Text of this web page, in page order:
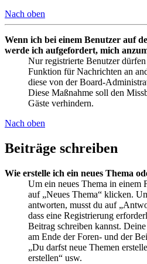
Nach oben
Wenn ich bei einem Benutzer auf
werde ich aufgefordert, mich
Nur registrierte Benutzer
Funktion für Nachrichten an
diese von der Board-
Diese Maßnahme soll den
Gäste verhindern.
Nach oben
Beiträge schreiben
Wie erstelle ich ein neues Thema
Um ein neues Thema in einem
auf „Neues Thema“ klicken.
antworten, musst du auf
dass eine Registrierung
Beitrag schreiben kannst.
am Ende der Foren- und der
„Du darfst neue Themen
erstellen“ usw.